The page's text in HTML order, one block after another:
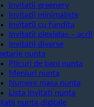
Invitatii greenery
Invitatii minimaliste
Invitatii cu fundita
Invitatii plexiglas – acril
Invitatii diverse
nunta
Plicuri de bani nunta
Meniuri nunta
Numere masa nunta
Lista invitati nunta
nunta digitale